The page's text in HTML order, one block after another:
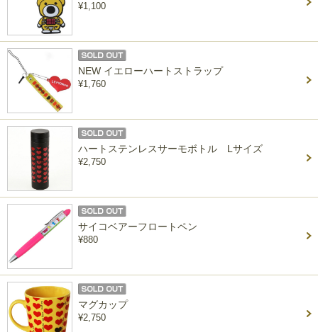
¥1,100
NEW イエローハートストラップ
¥1,760
ハートステンレスサーモボトル Lサイズ
¥2,750
サイコベアーフロートペン
¥880
マグカップ
¥2,750